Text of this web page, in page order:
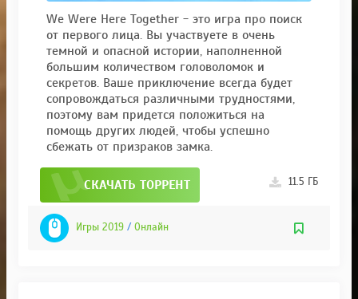
We Were Here Together - это игра про поиск
от первого лица. Вы участвуете в очень
темной и опасной истории, наполненной
большим количеством головоломок и
секретов. Ваше приключение всегда будет
сопровождаться различными трудностями,
поэтому вам придется положиться на
помощь других людей, чтобы успешно
сбежать от призраков замка.
СКАЧАТЬ ТОРРЕНТ 11.5 ГБ
Игры 2019 / Онлайн